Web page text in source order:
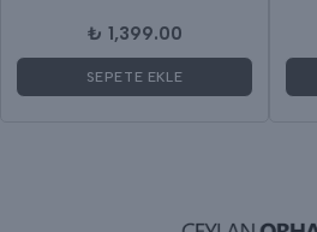
₺ 1,399.00
SEPETE EKLE